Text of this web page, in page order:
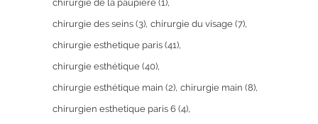
chirurgie de la paupière (1)
chirurgie des seins (3) chirurgie du visage (7)
chirurgie esthetique paris (41)
chirurgie esthétique (40)
chirurgie esthétique main (2) chirurgie main (8)
chirurgien esthetique paris 6 (4)